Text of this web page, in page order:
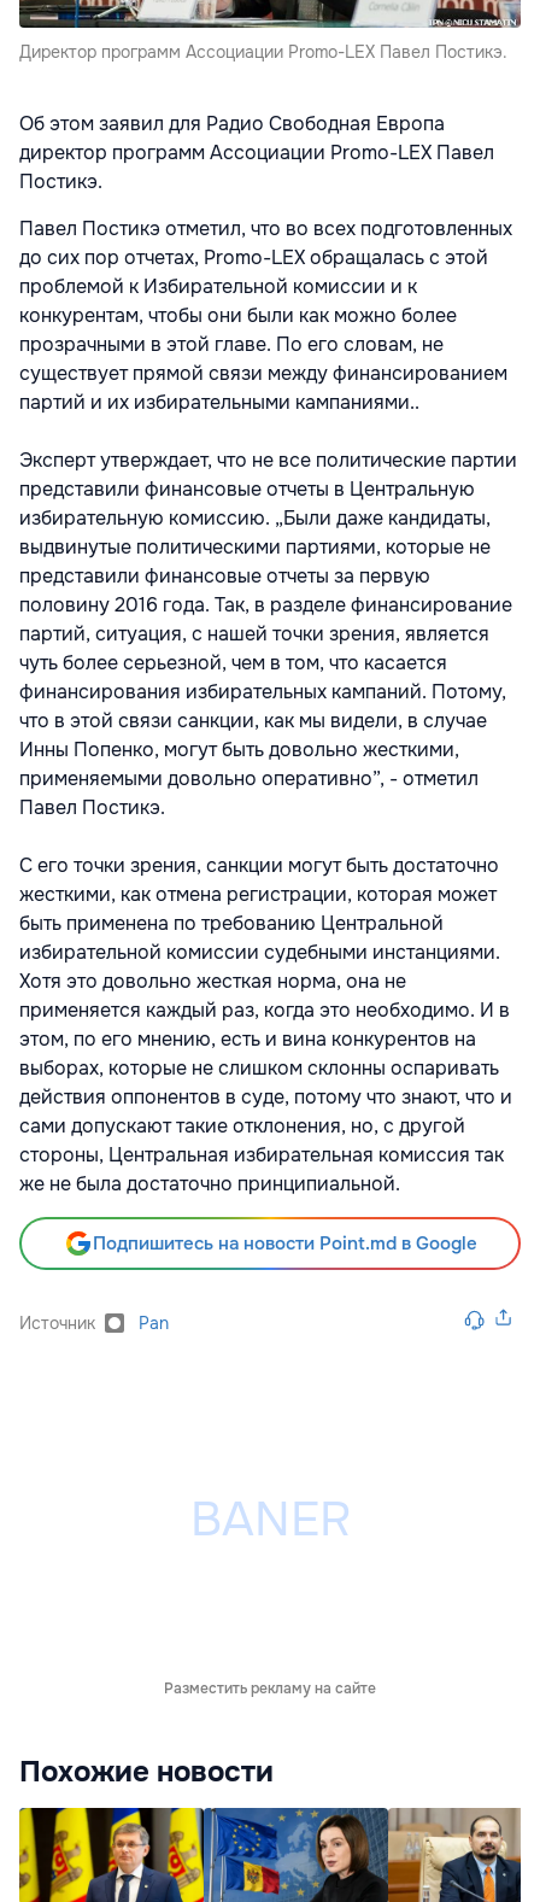
Директор программ Ассоциации Promo-LEX Павел Постикэ.
Об этом заявил для Радио Свободная Европа
директор программ Ассоциации Promo-LEX Павел
Постикэ.
Павел Постикэ отметил, что во всех подготовленных
до сих пор отчетах, Promo-LEX обращалась с этой
проблемой к Избирательной комиссии и к
конкурентам, чтобы они были как можно более
прозрачными в этой главе. По его словам, не
существует прямой связи между финансированием
партий и их избирательными кампаниями..
Эксперт утверждает, что не все политические партии
представили финансовые отчеты в Центральную
избирательную комиссию. „Были даже кандидаты,
выдвинутые политическими партиями, которые не
представили финансовые отчеты за первую
половину 2016 года. Так, в разделе финансирование
партий, ситуация, с нашей точки зрения, является
чуть более серьезной, чем в том, что касается
финансирования избирательных кампаний. Потому,
что в этой связи санкции, как мы видели, в случае
Инны Попенко, могут быть довольно жесткими,
применяемыми довольно оперативно”, - отметил
Павел Постикэ.
С его точки зрения, санкции могут быть достаточно
жесткими, как отмена регистрации, которая может
быть применена по требованию Центральной
избирательной комиссии судебными инстанциями.
Хотя это довольно жесткая норма, она не
применяется каждый раз, когда это необходимо. И в
этом, по его мнению, есть и вина конкурентов на
выборах, которые не слишком склонны оспаривать
действия оппонентов в суде, потому что знают, что и
сами допускают такие отклонения, но, с другой
стороны, Центральная избирательная комиссия так
же не была достаточно принципиальной.
Подпишитесь на новости Point.md в Google
Источник Pan
Разместить рекламу на сайте
Похожие новости